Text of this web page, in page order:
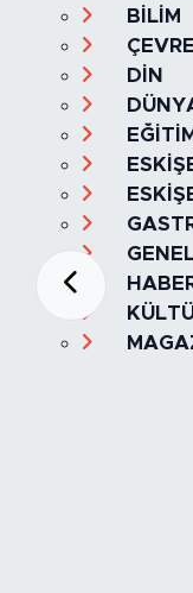
BİLİM
ÇEVRE
DİN
EĞİTİM